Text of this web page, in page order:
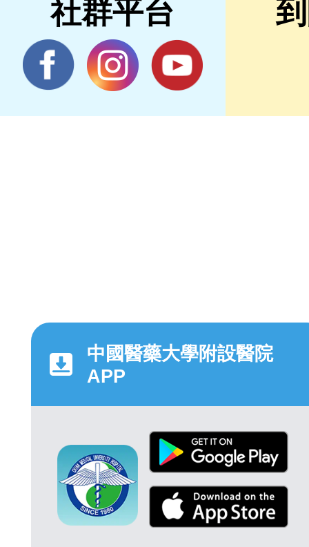
社群平台
中國醫藥大學附設醫院
APP